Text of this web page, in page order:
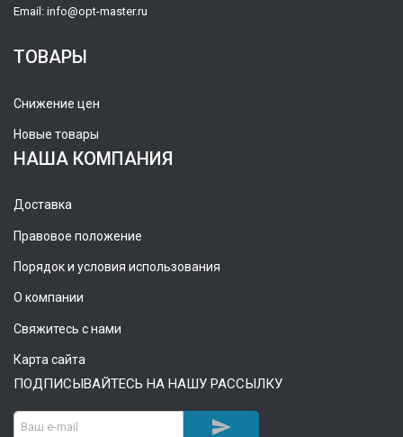
Email: info@opt-master.ru
ТОВАРЫ
Снижение цен
Новые товары
НАША КОМПАНИЯ
Доставка
Правовое положение
Порядок и условия использования
О компании
Свяжитесь с нами
Карта сайта
ПОДПИСЫВАЙТЕСЬ НА НАШУ РАССЫЛКУ
